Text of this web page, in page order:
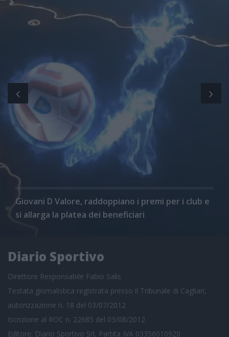
Giovani D Valore, raddoppiano i premi per i club e
si allarga la platea dei beneficiari
Diario Sportivo
Direttore Responsabile Fabio Salis
Testata giornalistica registrata presso il Tribunale di Cagliari,
autorizzazione n. 18 del 03/07/2012
Iscrizione al ROC n. 22685 del 03/08/2012
Editore: Diario Sportivo Srl, Partita IVA 03356010920